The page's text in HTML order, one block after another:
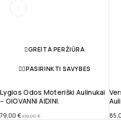
GREITA PERŽIŪRA
PASIRINKTI SAVYBES
Lygios Odos Moteriški Aulinukai
– GIOVANNI AIDINI.
109,00€
79,00 €